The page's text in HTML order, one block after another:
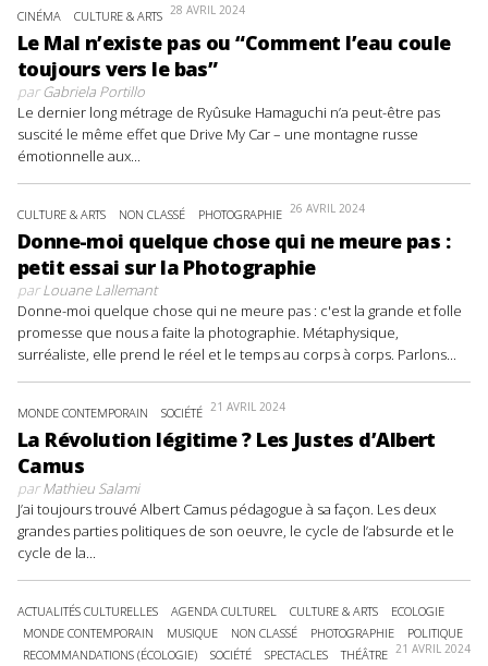
CINÉMA CULTURE & ARTS 28 AVRIL 2024
Le Mal n’existe pas ou “Comment l’eau coule
toujours vers le bas”
parGabriela Portillo
Le dernier long métrage de Ryûsuke Hamaguchi n’a peut-être pas
suscité le même effet que Drive My Car – une montagne russe
émotionnelle aux...
CULTURE & ARTS NON CLASSÉ PHOTOGRAPHIE 26 AVRIL 2024
Donne-moi quelque chose qui ne meure pas :
petit essai sur la Photographie
parLouane Lallemant
Donne-moi quelque chose qui ne meure pas : c'est la grande et folle
promesse que nous a faite la photographie. Métaphysique,
surréaliste, elle prend le réel et le temps au corps à corps. Parlons...
MONDE CONTEMPORAIN SOCIÉTÉ 21 AVRIL 2024
La Révolution légitime ? Les Justes d’Albert
Camus
parMathieu Salami
J’ai toujours trouvé Albert Camus pédagogue à sa façon. Les deux
grandes parties politiques de son oeuvre, le cycle de l’absurde et le
cycle de la...
ACTUALITÉS CULTURELLES AGENDA CULTUREL CULTURE & ARTS
ECOLOGIE
MONDE CONTEMPORAIN
MUSIQUE NON CLASSÉ PHOTOGRAPHIE
POLITIQUE
RECOMMANDATIONS (ÉCOLOGIE)
SOCIÉTÉ SPECTACLES THÉÂTRE 21 AVRIL 2024